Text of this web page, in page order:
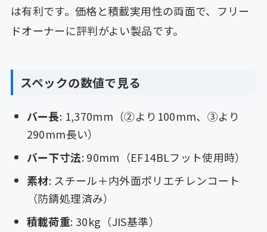
は有利です。価格と積載実用性の両面で、フリー
ドオーナーに評判がよい製品です。
スペックの数値で見る
バー長: 1,370mm（②より100mm、③より
290mm長い）
バー下寸法: 90mm（EF14BLフット使用時）
素材: スチール＋内外面ポリエチレンコート
（防錆処理済み）
積載荷重: 30kg（JIS基準）